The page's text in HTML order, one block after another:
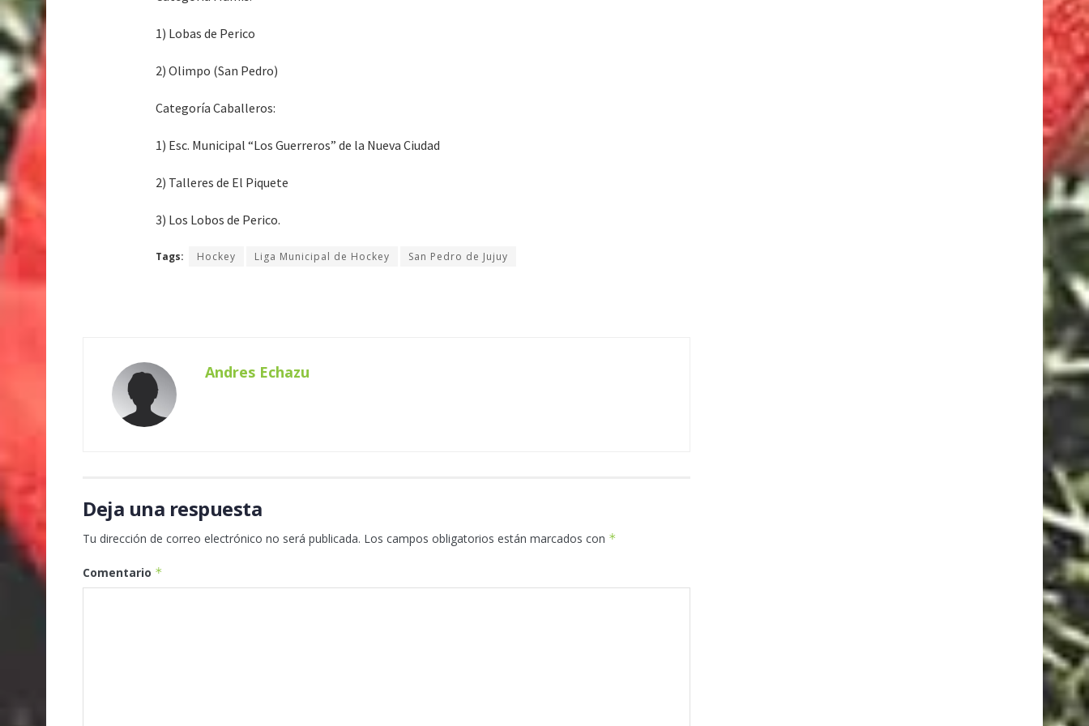
1) Lobas de Perico
2) Olimpo (San Pedro)
Categoría Caballeros:
1) Esc. Municipal “Los Guerreros” de la Nueva Ciudad
2) Talleres de El Piquete
3) Los Lobos de Perico.
Tags: Hockey Liga Municipal de Hockey San Pedro de Jujuy
Andres Echazu
Deja una respuesta
Tu dirección de correo electrónico no será publicada. Los campos obligatorios están marcados con *
Comentario *